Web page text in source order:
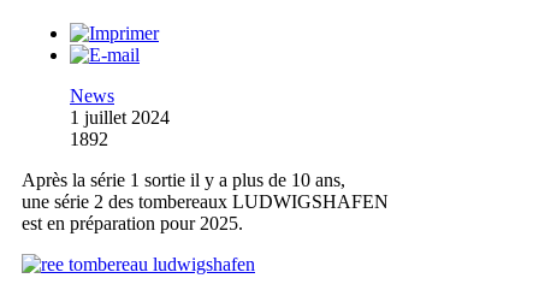
News
1 juillet 2024
1892
Après la série 1 sortie il y a plus de 10 ans,
une série 2 des tombereaux LUDWIGSHAFEN
est en préparation pour 2025.